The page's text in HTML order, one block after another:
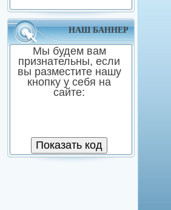
НАШ БАННЕР
Мы будем вам
признательны, если
вы разместите нашу
кнопку у себя на
сайте: